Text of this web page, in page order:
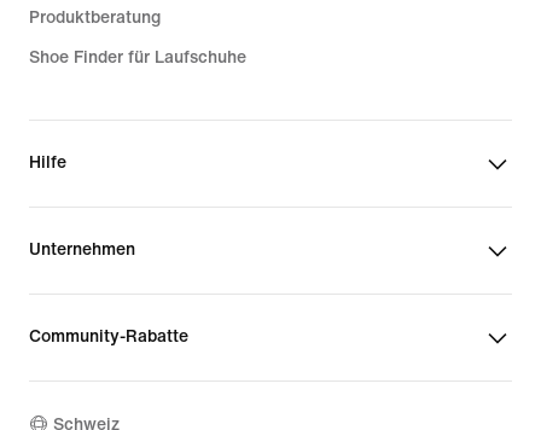
Produktberatung
Shoe Finder für Laufschuhe
Hilfe
Unternehmen
Community-Rabatte
Schweiz